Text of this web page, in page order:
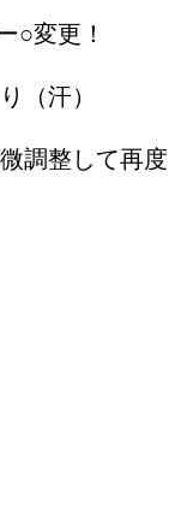
○変更！
（汗）
調整して再度